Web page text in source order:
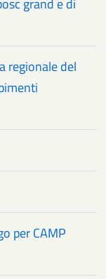
grand e di
regionale del
per CAMP